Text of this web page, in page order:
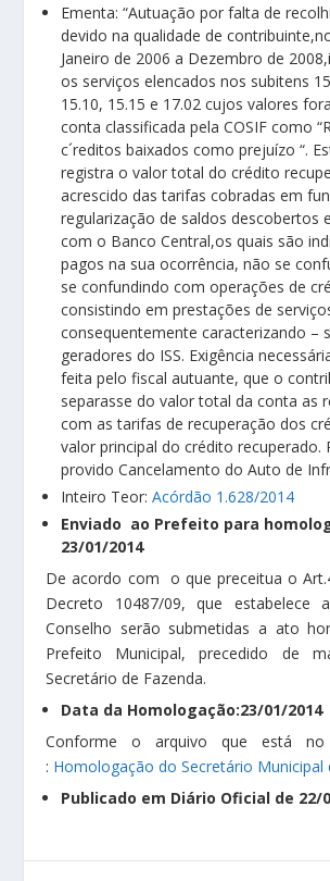
Ementa: “Autuação por falta de
devido na qualidade de
Janeiro de 2006 a Dezembro de
os serviços elencados nos subitens
15.10, 15.15 e 17.02 cujos valores
conta classificada pela COSIF como
c´reditos baixados como prejuízo “.
registra o valor total do crédito
acrescido das tarifas cobradas em
regularização de saldos descobertos
com o Banco Central,os quais são
pagos na sua ocorrência, não se
se confundindo com operações de
consistindo em prestações de
consequentemente caracterizando –
geradores do ISS. Exigência
feita pelo fiscal autuante, que o
separasse do valor total da conta as
com as tarifas de recuperação dos
valor principal do crédito recuperado.
provido Cancelamento do Auto de
Inteiro Teor:Acórdão 1.628/2014
Enviado ao Prefeito para
23/01/2014
De acordo com o que preceitua o
Decreto 10487/09, que estabelece
Conselho serão submetidas a ato
Prefeito Municipal, precedido de
Secretário de Fazenda.
Data da Homologação:23/01/2014
Conforme o arquivo que está
: Homologação do Secretário Municipal
Publicado em Diário Oficial de 22/